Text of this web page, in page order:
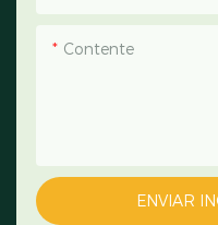
Contente
ENVIAR